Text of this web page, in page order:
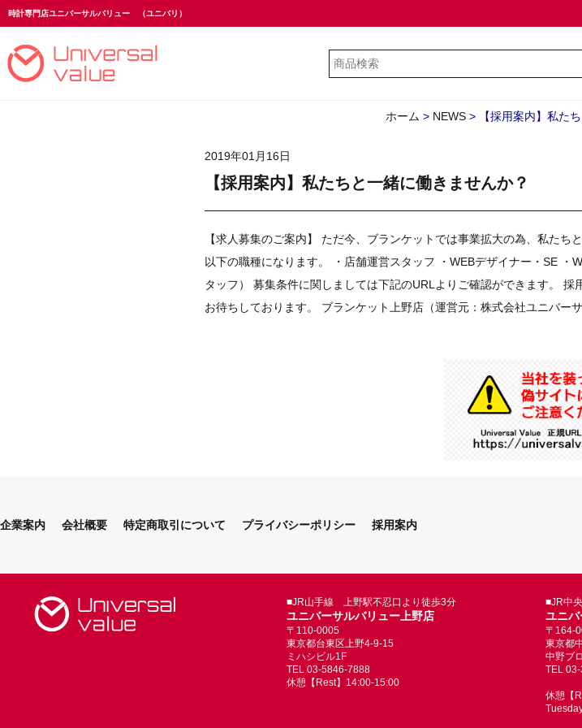
時計専門店ユニバーサルバリュー （ユニバリ）
ホーム > NEWS> 【採用案内】私た
2019年01月16日
【採用案内】私たちと一緒に働きませんか？
【求人募集のご案内】 ただ今、ブランケットでは事業拡大の為、私た
以下の職種になります。 ・店舗運営スタッフ ・WEBデザイナー・SE ・
タッフ） 募集条件に関しましては下記のURLよりご確認ができます。
お待ちしております。 ブランケット上野店（運営元：株式会社ユニバー
企業案内 会社概要 特定商取引について プライバシーポリシー 採用案内
■JR山手線 上野駅不忍口より徒歩3分
ユニバーサルバリュー上野店
〒110-0005
東京都台東区上野4-9-15
ミハシビル1F
TEL 03-5846-7888
休憩【Rest】14:00-15:00
■JR中
ユニ
〒164-
東京都
中野ブ
TEL
休憩【